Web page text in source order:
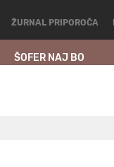
ŠOFER NAJ BO
ŽURNAL PRIPOROČA